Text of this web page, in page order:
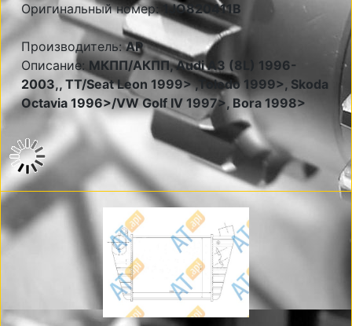
Оригинальный номер: 1JO820411B
Производитель:AP
Описание: МКПП/АКПП, Audi A3 (8L) 1996-
2003,, TT/Seat Leon 1999> ,Toledo 1999>, Skoda
Octavia 1996>/VW Golf IV 1997>, Bora 1998>